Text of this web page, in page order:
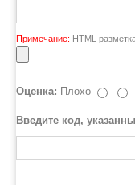
Примечание: HTML
Оценка: Плохо
Введите код,